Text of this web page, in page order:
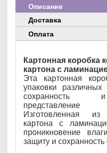
Описание
Доставка
Оплата
Картонная коробка
картона с
Эта картонная
упаковки различных
сохранность и
Изготовленная из
картона с
проникновение
защиту и